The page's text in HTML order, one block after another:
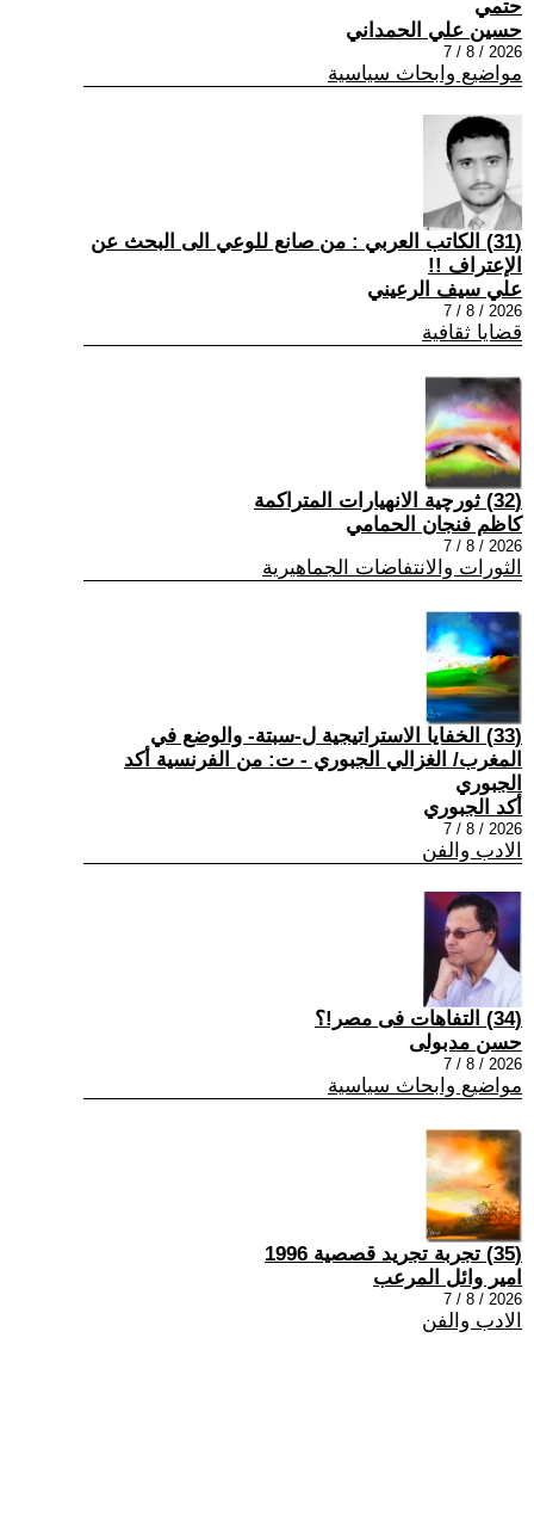
حتمي
حسين علي الحمداني
2026 / 8 / 7
مواضيع وابحاث سياسية
(31) الكاتب العربي : من صانع للوعي الى البحث عن
الإعتراف !!
علي سيف الرعيني
2026 / 8 / 7
قضايا ثقافية
(32) ثورچية الانهيارات المتراكمة
كاظم فنجان الحمامي
2026 / 8 / 7
الثورات والانتفاضات الجماهيرية
(33) الخفايا الاستراتيجية ل-سبتة- والوضع في
المغرب/ الغزالي الجبوري - ت: من الفرنسية أكد
الجبوري
أكد الجبوري
2026 / 8 / 7
الادب والفن
(34) التفاهات فى مصر!؟
حسن مدبولى
2026 / 8 / 7
مواضيع وابحاث سياسية
(35) تجربة تجريد قصصية 1996
امير وائل المرعب
2026 / 8 / 7
الادب والفن